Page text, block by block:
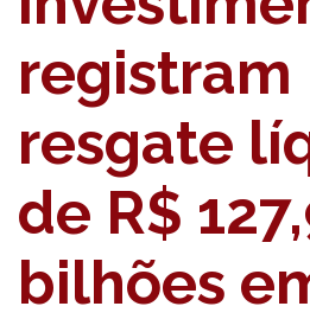
registram
resgate
de R$
bilhões